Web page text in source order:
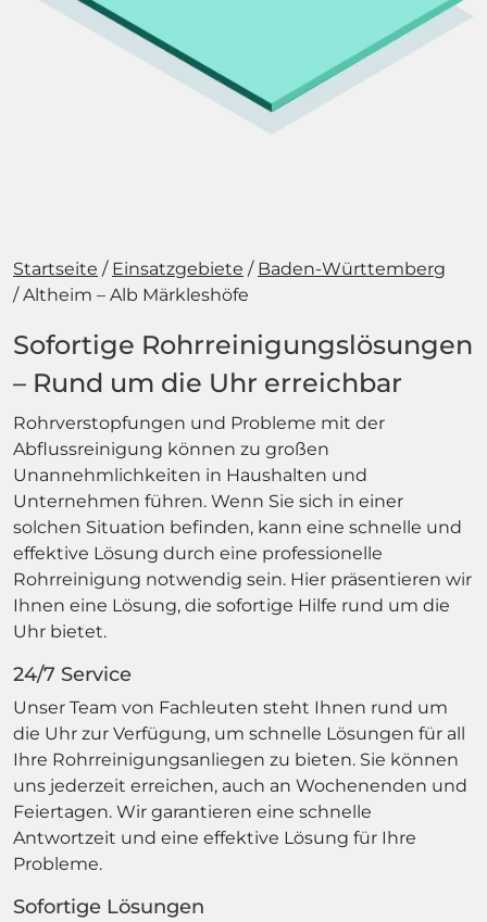
Startseite Einsatzgebiete
Baden-Württemberg
Altheim – Alb Märkleshöfe
Sofortige Rohrreinigungslösungen
– Rund um die Uhr erreichbar
Rohrverstopfungen und Probleme mit der
Abflussreinigung können zu großen
Unannehmlichkeiten in Haushalten und
Unternehmen führen. Wenn Sie sich in einer
solchen Situation befinden, kann eine schnelle und
effektive Lösung durch eine professionelle
Rohrreinigung notwendig sein. Hier präsentieren wir
Ihnen eine Lösung, die sofortige Hilfe rund um die
Uhr bietet.
24/7 Service
Unser Team von Fachleuten steht Ihnen rund um
die Uhr zur Verfügung, um schnelle Lösungen für all
Ihre Rohrreinigungsanliegen zu bieten. Sie können
uns jederzeit erreichen, auch an Wochenenden und
Feiertagen. Wir garantieren eine schnelle
Antwortzeit und eine effektive Lösung für Ihre
Probleme.
Sofortige Lösungen